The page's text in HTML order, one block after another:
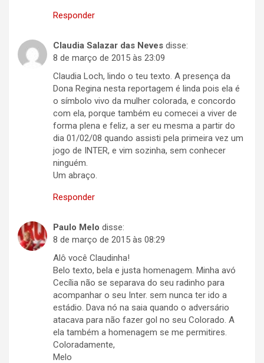
Responder
Claudia Salazar das Neves disse:
8 de março de 2015 às 23:09
Claudia Loch, lindo o teu texto. A presença da
Dona Regina nesta reportagem é linda pois ela é
o símbolo vivo da mulher colorada, e concordo
com ela, porque também eu comecei a viver de
forma plena e feliz, a ser eu mesma a partir do
dia 01/02/08 quando assisti pela primeira vez um
jogo de INTER, e vim sozinha, sem conhecer
ninguém.
Um abraço.
Responder
Paulo Melo disse:
8 de março de 2015 às 08:29
Alô você Claudinha!
Belo texto, bela e justa homenagem. Minha avó
Cecília não se separava do seu radinho para
acompanhar o seu Inter. sem nunca ter ido a
estádio. Dava nó na saia quando o adversário
atacava para não fazer gol no seu Colorado. A
ela também a homenagem se me permitires.
Coloradamente,
Melo